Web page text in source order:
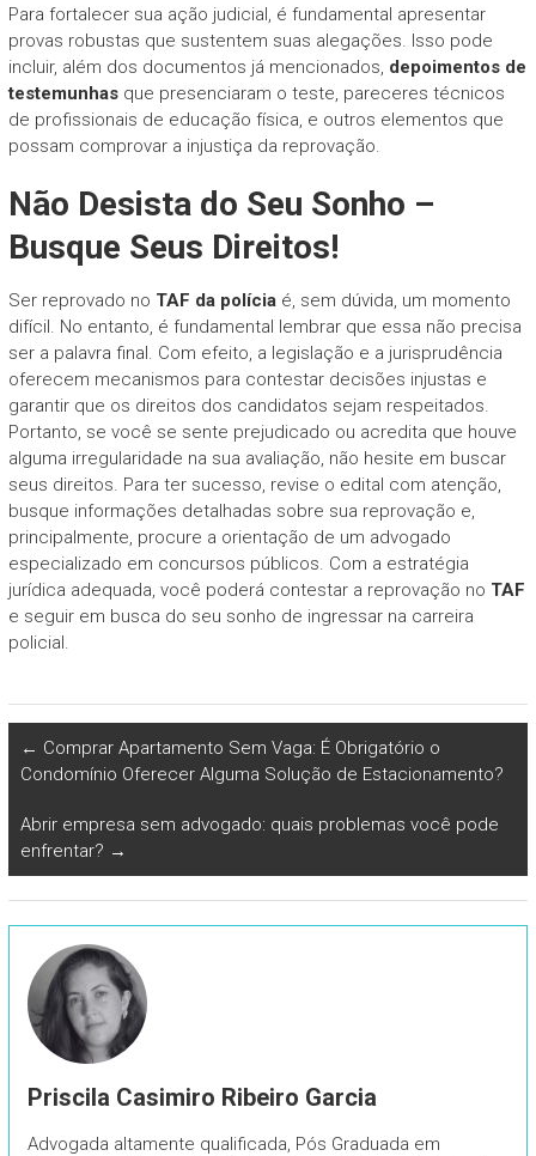
Para fortalecer sua ação judicial, é fundamental apresentar
provas robustas que sustentem suas alegações. Isso pode
incluir, além dos documentos já mencionados, depoimentos de
testemunhasque presenciaram o teste, pareceres técnicos
de profissionais de educação física, e outros elementos que
possam comprovar a injustiça da reprovação.
Não Desista do Seu Sonho –
Busque Seus Direitos!
Ser reprovado no TAF da políciaé, sem dúvida, um momento
difícil. No entanto, é fundamental lembrar que essa não precisa
ser a palavra final. Com efeito, a legislação e a jurisprudência
oferecem mecanismos para contestar decisões injustas e
garantir que os direitos dos candidatos sejam respeitados.
Portanto, se você se sente prejudicado ou acredita que houve
alguma irregularidade na sua avaliação, não hesite em buscar
seus direitos. Para ter sucesso, revise o edital com atenção,
busque informações detalhadas sobre sua reprovação e,
principalmente, procure a orientação de um advogado
especializado em concursos públicos. Com a estratégia
jurídica adequada, você poderá contestar a reprovação no TAF
e seguir em busca do seu sonho de ingressar na carreira
policial.
← Comprar Apartamento Sem Vaga: É Obrigatório o
Condomínio Oferecer Alguma Solução de Estacionamento?
Abrir empresa sem advogado: quais problemas você pode
enfrentar? →
Priscila Casimiro Ribeiro Garcia
Advogada altamente qualificada, Pós Graduada em